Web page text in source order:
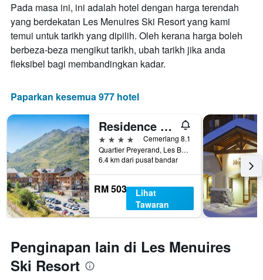
Pada masa ini, ini adalah hotel dengan harga terendah
yang berdekatan Les Menuires Ski Resort yang kami
temui untuk tarikh yang dipilih. Oleh kerana harga boleh
berbeza-beza mengikut tarikh, ubah tarikh jika anda
fleksibel bagi membandingkan kadar.
Paparkan kesemua 977 hotel
Residence Club mmv Le Coeur des Loges
4 bintang
Cemerlang 8.1
Quartier Preyerand, Les Belleville, Savoie, Perancis
6.4 km dari pusat bandar
RM 503
Lihat
Tawaran
Penginapan lain di Les Menuires
Ski Resort